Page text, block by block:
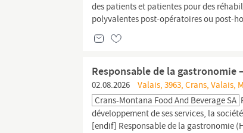
des patients et patientes pour des
polyvalentes post-opératoires ou post-
Responsable de la gastronomie
02.08.2026
Valais, 3963, Crans, Valais,
Crans-Montana Food And Beverage SA
développement de ses services, la
[endif] Responsable de la gastronomie